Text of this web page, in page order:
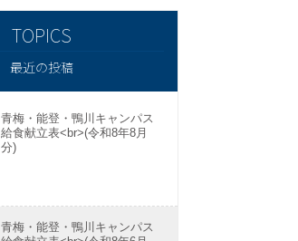
最近の投稿
青梅・能登・鴨川キャンパス
給食献立表<br>(令和8年8月
分)
青梅・能登・鴨川キャンパス